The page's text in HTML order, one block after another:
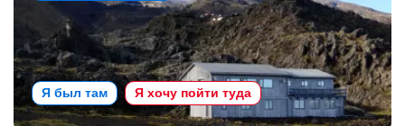
Я был там Я хочу пойти туда